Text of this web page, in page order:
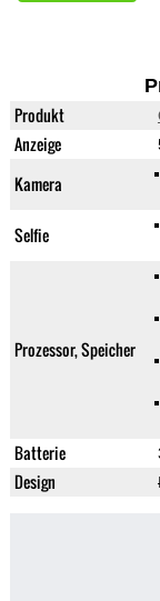
Produkt
Anzeige
Kamera
Selfie
Prozessor, Speicher
Batterie
Design